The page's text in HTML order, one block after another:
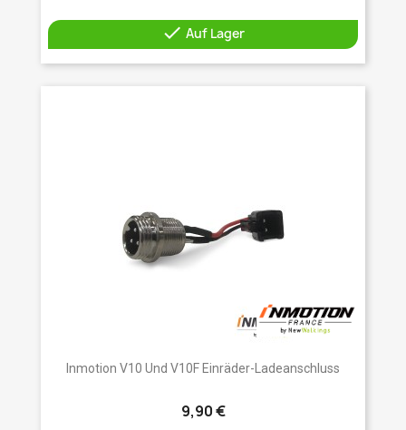
 Auf Lager
Inmotion V10 Und V10F Einräder-Ladeanschluss
9,90 €